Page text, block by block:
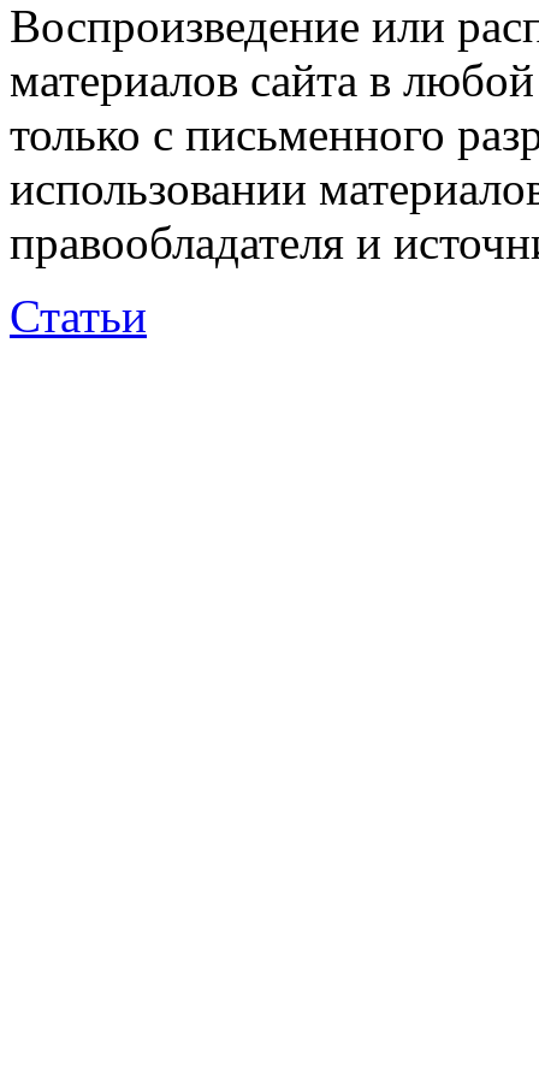
Воспроизведение или
материалов сайта в
только с письменного
использовании
правообладателя и
Статьи